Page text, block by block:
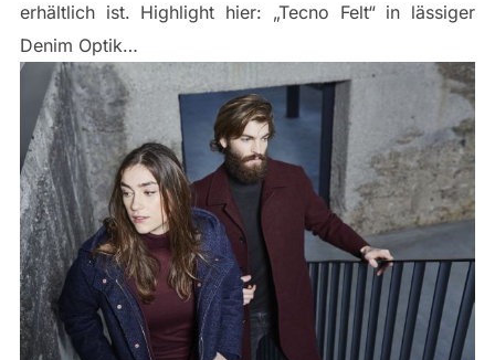
erhältlich ist. Highlight hier: „Tecno Felt“ in lässiger
Denim Optik…